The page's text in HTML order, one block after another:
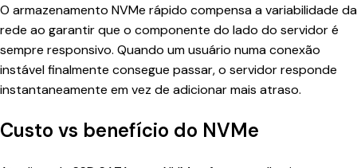
O armazenamento NVMe rápido compensa a variabilidade da
rede ao garantir que o componente do lado do servidor é
sempre responsivo. Quando um usuário numa conexão
instável finalmente consegue passar, o servidor responde
instantaneamente em vez de adicionar mais atraso.
Custo vs benefício do NVMe